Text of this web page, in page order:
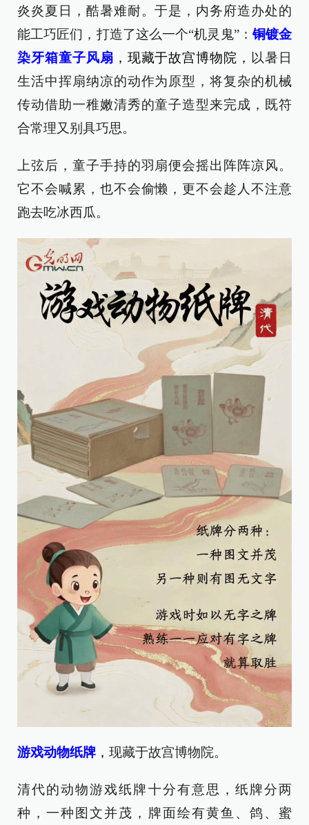
炎炎夏日，酷暑难耐。于是，内务府造办处的
能工巧匠们，打造了这么一个“机灵鬼”：铜镀金
染牙箱童子风扇 ， 现藏于故宫博物院， 以暑日
生活中挥扇纳凉的动作为原型，将复杂的机械
传动借助一稚嫩清秀的童子造型来完成，既符
合常理又别具巧思。
上弦后，童子手持的羽扇便会摇出阵阵凉风。
它不会喊累，也不会偷懒，更不会趁人不注意
跑去吃冰西瓜。
游戏动物纸牌 ， 现藏于故宫博物院。
清代的动物游戏纸牌十分有意思，纸牌分两
种，一种图文并茂，牌面绘有黄鱼、鸽、蜜